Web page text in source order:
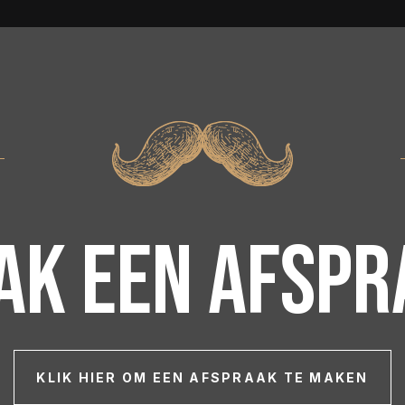
een
KLIK HIER OM EEN AFSPRAAK TE MAKEN